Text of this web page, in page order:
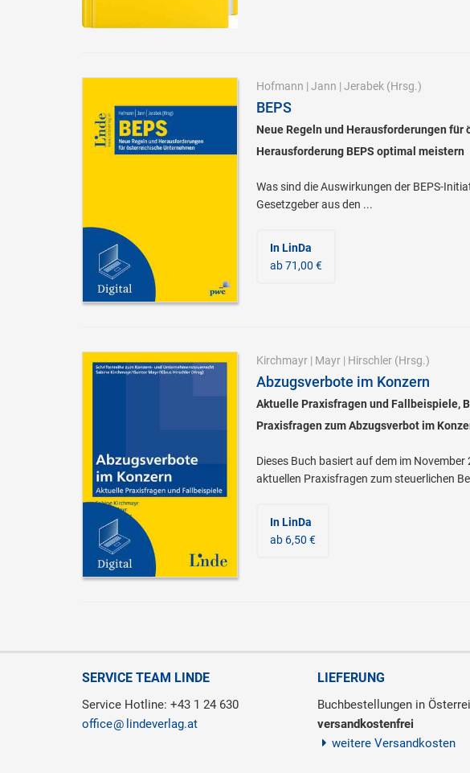
Hofmann | Jann | Jerabek(Hrsg.)
BEPS
Neue Regeln und Herausforderungen für
Herausforderung BEPS optimal meistern
Was sind die Auswirkungen der BEPS-
Gesetzgeber aus den ...
In LinDa
ab 71,00 €
Kirchmayr| Mayr| Hirschler(Hrsg.)
Abzugsverbote im Konzern
Aktuelle Praxisfragen und Fallbeispiele,
Praxisfragen zum Abzugsverbot im
Dieses Buch basiert auf dem im
aktuellen Praxisfragen zum steuerlichen
In LinDa
ab 6,50 €
SERVICE TEAM LINDE
Service Hotline: +43 1 24 630
office
lindeverlag.at
LIEFERUNG
Buchbestellungen in
versandkostenfrei
weitere Versandkosten